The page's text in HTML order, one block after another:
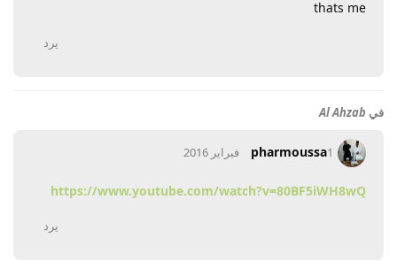
thats me
يرد
في Al Ahzab
pharmoussa1 فبراير 2016
https://www.youtube.com/watch?v=80BF5iWH8wQ
يرد